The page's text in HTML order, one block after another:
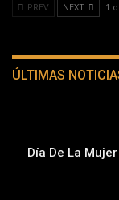
PREV NEXT 1
ÚLTIMAS
Día De La